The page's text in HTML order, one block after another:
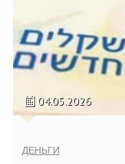
04.05.2026
ДЕНЬГИ